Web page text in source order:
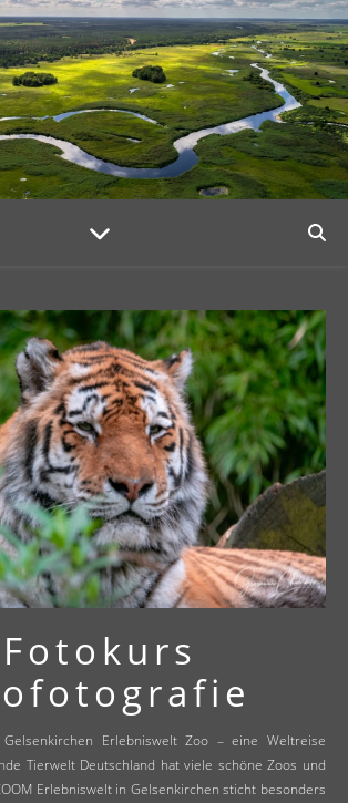
Fotokurs
Tierwelt Deutschland hat viele schöne Zoos und
Erlebniswelt in Gelsenkirchen sticht besonders